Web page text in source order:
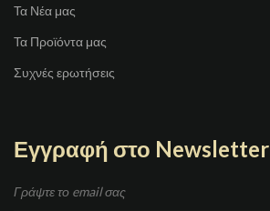
Τα Νέα μας
Τα Προϊόντα μας
Συχνές ερωτήσεις
Εγγραφή στο Newsletter
Γράψτε το email σας